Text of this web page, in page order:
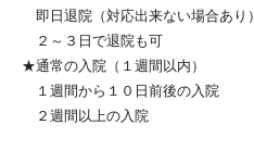
即日退院（対応出来ない場合あり）
２～３日で退院も可
★通常の入院（１週間以内）
１週間から１０日前後の入院
２週間以上の入院